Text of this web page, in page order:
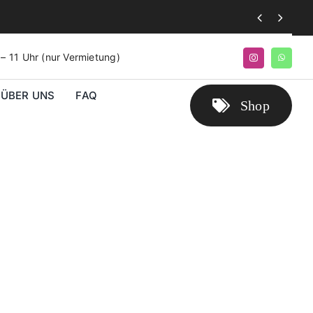
 
11 Uhr (nur Vermietung)
ÜBER UNS
FAQ
Shop